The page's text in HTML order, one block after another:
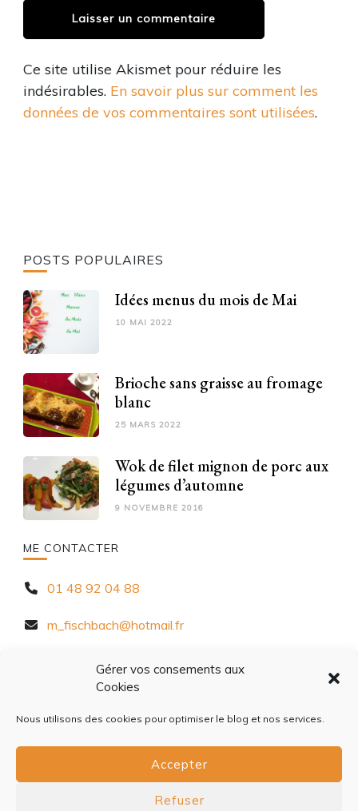
Gérer vos consements aux
Cookies
Nous utilisons des cookies pour optimiser le blog et nos services.
Accepter
Refuser
Ce site utilise Akismet pour réduire les
indésirables. En savoir plus sur comment les
données de vos commentaires sont utilisées.
POSTS POPULAIRES
Idées menus du mois de Mai
10 MAI 2022
Brioche sans graisse au fromage
blanc
25 MARS 2022
Wok de filet mignon de porc aux
légumes d’automne
9 NOVEMBRE 2016
ME CONTACTER
01 48 92 04 88
m_fischbach@hotmail.fr
10 Rue Chèvre d'Autreville, 94320 Thiais
CONFIDENTIALITÉ